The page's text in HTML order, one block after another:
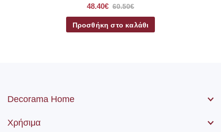
48.40€ 60.50€
Προσθήκη στο καλάθι
Decorama Home
Χρήσιμα